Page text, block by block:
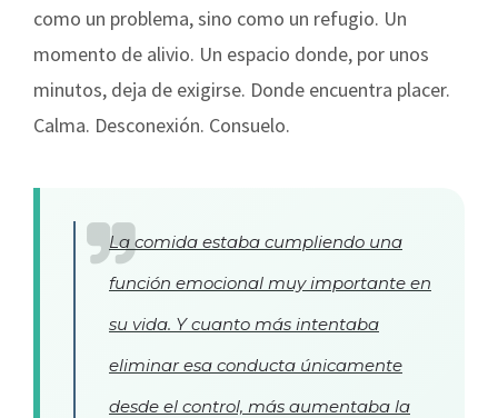
como un problema, sino como un refugio. Un
momento de alivio. Un espacio donde, por unos
minutos, deja de exigirse. Donde encuentra placer.
Calma. Desconexión. Consuelo.
La comida estaba cumpliendo una
función emocional muy importante en
su vida. Y cuanto más intentaba
eliminar esa conducta únicamente
desde el control, más aumentaba la